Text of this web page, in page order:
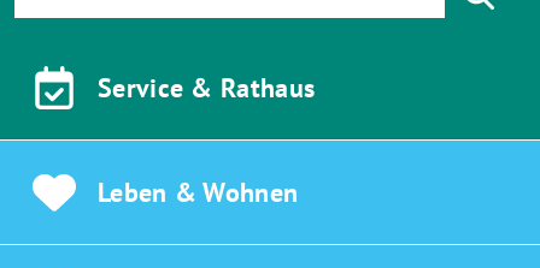
Service & Rathaus
Leben & Wohnen